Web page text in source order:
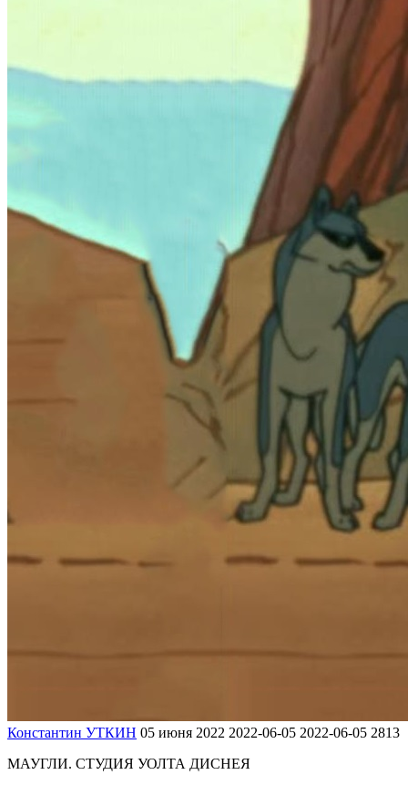
Константин УТКИН 05 июня 2022 2022-06-05 2022-06-05 2813
МАУГЛИ. СТУДИЯ УОЛТА ДИСНЕЯ